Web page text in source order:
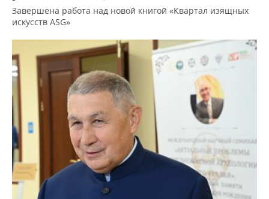
Завершена работа над новой книгой «Квартал изящных
искусств ASG»